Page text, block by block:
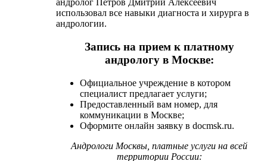
андролог Петров Дмитрий Алексеевич
использовал все навыки диагноста и хирурга в
андрологии.
Запись на прием к платному
андрологу в Москве:
Официальное учреждение в котором
специалист предлагает услуги;
Предоставленный вам номер, для
коммуникации в Москве;
Оформите онлайн заявку в docmsk.ru.
Андрологи Москвы, платные услуги на всей
территории России: